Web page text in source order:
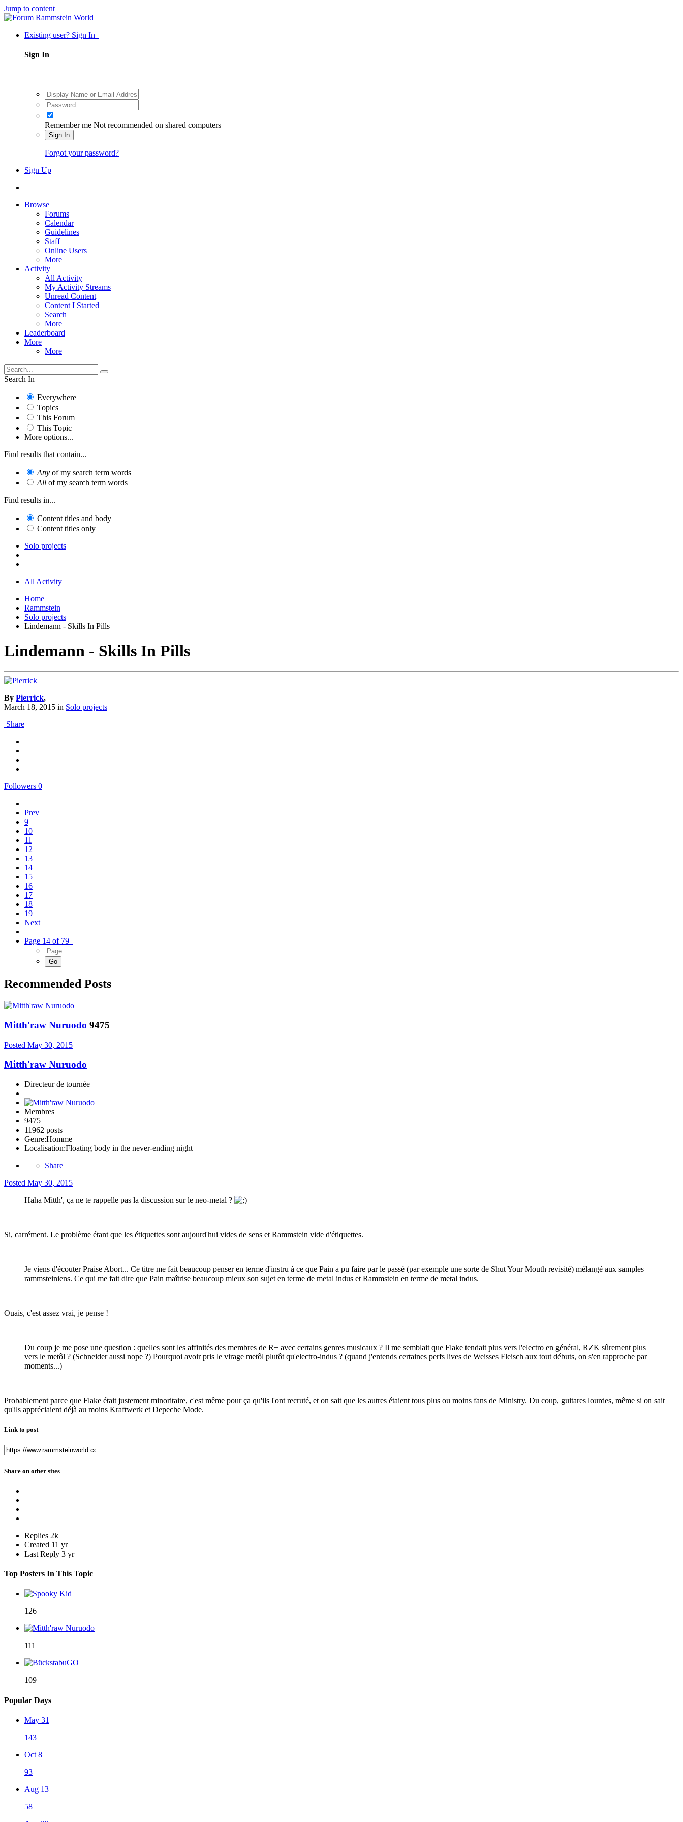
Jump to content
Existing user? Sign In
Sign In
Remember me Not recommended on shared computers
Sign In
Forgot your password?
Sign Up
Browse
Forums
Calendar
Guidelines
Staff
Online Users
More
Activity
All Activity
My Activity Streams
Unread Content
Content I Started
Search
More
Leaderboard
More
More
Search In
Everywhere
Topics
This Forum
This Topic
More options...
Find results that contain...
Any of my search term words
All of my search term words
Find results in...
Content titles and body
Content titles only
Solo projects
All Activity
Home
Rammstein
Solo projects
Lindemann - Skills In Pills
Lindemann - Skills In Pills
By Pierrick,
March 18, 2015 in Solo projects
Share
Followers 0
Prev
9
10
11
12
13
14
15
16
17
18
19
Next
Page 14 of 79
Recommended Posts
Mitth'raw Nuruodo 9475
Posted May 30, 2015
Mitth'raw Nuruodo
Directeur de tournée
Membres
9475
11962 posts
Genre:Homme
Localisation:Floating body in the never-ending night
Share
Posted May 30, 2015
Haha Mitth', ça ne te rappelle pas la discussion sur le neo-metal ?
Si, carrément. Le problème étant que les étiquettes sont aujourd'hui vides de sens et Rammstein vide d'étiquettes.
Je viens d'écouter Praise Abort... Ce titre me fait beaucoup penser en terme d'instru à ce que Pain a pu faire par le passé (par exemple une sorte de Shut Your Mouth revisité) mélangé aux samples
rammsteiniens. Ce qui me fait dire que Pain maîtrise beaucoup mieux son sujet en terme de metal indus et Rammstein en terme de metal indus.
Ouais, c'est assez vrai, je pense !
Du coup je me pose une question : quelles sont les affinités des membres de R+ avec certains genres musicaux ? Il me semblait que Flake tendait plus vers l'electro en général, RZK sûrement plus
vers le metôl ? (Schneider aussi nope ?) Pourquoi avoir pris le virage metôl plutôt qu'electro-indus ? (quand j'entends certaines perfs lives de Weisses Fleisch aux tout débuts, on s'en rapproche par
moments...)
Probablement parce que Flake était justement minoritaire, c'est même pour ça qu'ils l'ont recruté, et on sait que les autres étaient tous plus ou moins fans de Ministry. Du coup, guitares lourdes, même si on sait
qu'ils appréciaient déjà au moins Kraftwerk et Depeche Mode.
Link to post
Share on other sites
Replies 2k
Created 11 yr
Last Reply 3 yr
Top Posters In This Topic
126
111
109
Popular Days
May 31
143
Oct 8
93
Aug 13
58